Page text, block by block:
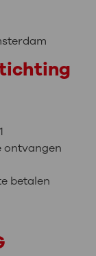
ontvangen
betalen